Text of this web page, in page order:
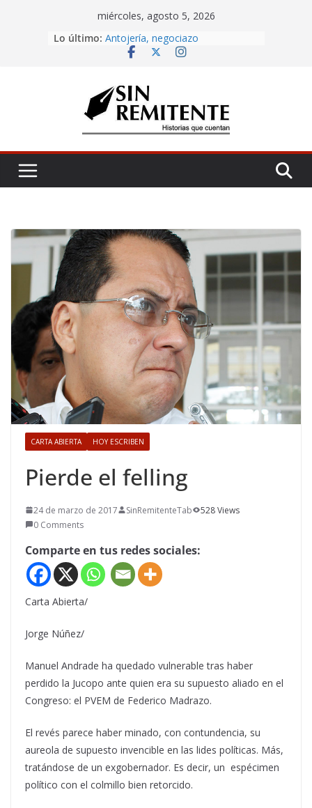
miércoles, agosto 5, 2026
Lo último: Amor eterno
Antojería, negociazo
Misa de 12
CARTA ABIERTA HOY ESCRIBEN
Pierde el felling
24 de marzo de 2017 SinRemitenteTab
528 Views
0 Comments
Comparte en tus redes sociales:
Carta Abierta/
Jorge Núñez/
Manuel Andrade ha quedado vulnerable tras haber
perdido la Jucopo ante quien era su supuesto aliado en el
Congreso: el PVEM de Federico Madrazo.
El revés parece haber minado, con contundencia, su
aureola de supuesto invencible en las lides políticas. Más,
tratándose de un exgobernador. Es decir, un espécimen
político con el colmillo bien retorcido.